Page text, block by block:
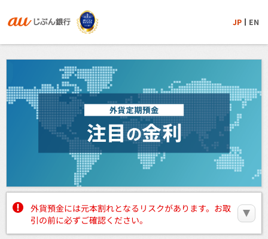
JP EN
外貨預金には元本割れとなるリスクがあります。お取
引の前に必ずご確認ください。